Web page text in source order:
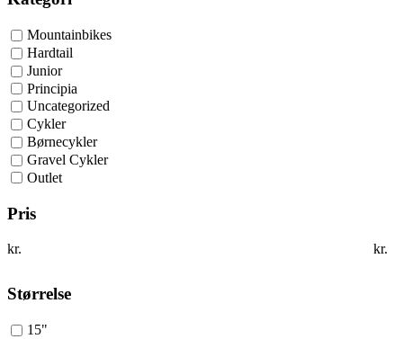
Mountainbikes
Hardtail
Junior
Principia
Uncategorized
Cykler
Børnecykler
Gravel Cykler
Outlet
Pris
kr. kr.
Størrelse
15"